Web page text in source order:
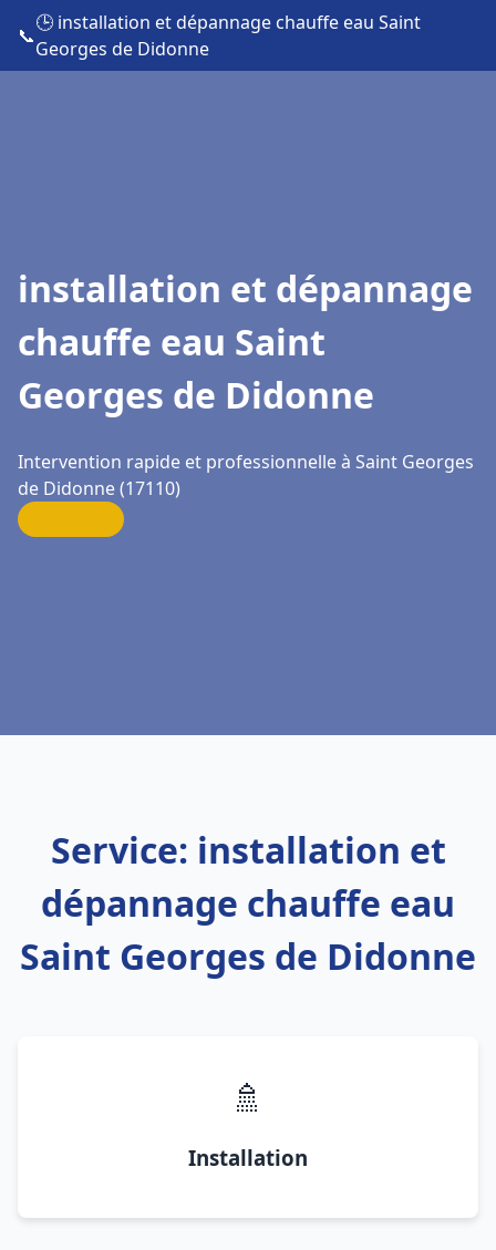
📞
🕒 installation et dépannage chauffe eau Saint
Georges de Didonne
installation et dépannage
chauffe eau Saint
Georges de Didonne
Intervention rapide et professionnelle à Saint Georges
de Didonne (17110)
Service: installation et
dépannage chauffe eau
Saint Georges de Didonne
🚿
Installation